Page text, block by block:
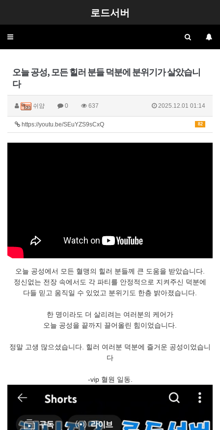
로드서버
Toggle
오늘 공성, 모든 힐러 분들 덕분에 분위기가 살았습니
다
쉬얌 0 637 2025.12.01 01:14
82
https://youtu.be/SEuYZS9sCxQ
오늘 공성에서 모든 혈맹의 힐러 분들께 큰 도움을 받았습니다.
정신없는 전장 속에서도 각 파티를 안정적으로 지켜주신 덕분에
다들 믿고 움직일 수 있었고 분위기도 한층 밝아졌습니다.
한 명이라도 더 살리려는 여러분의 케어가
오늘 공성을 끝까지 끌어올린 힘이었습니다.
정말 고생 많으셨습니다. 힐러 여러분 덕분에 즐거운 공성이었습니
다
-vip 혈원 일동.